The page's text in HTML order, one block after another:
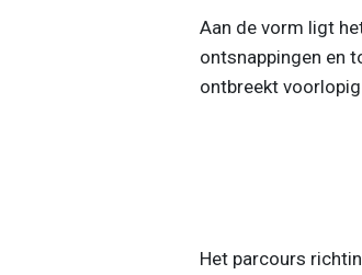
Aan de vorm ligt
ontsnappingen en
ontbreekt
Het parcours